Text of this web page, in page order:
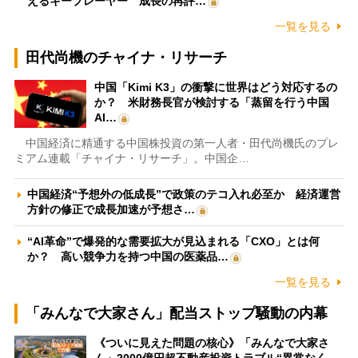
一覧を見る
田代尚機のチャイナ・リサーチ
中国「Kimi K3」の衝撃に世界はどう対応するの
か？ 米財務長官が検討する「蒸留を行う中国
AI…
中国経済に精通する中国株投資の第一人者・田代尚機氏のプレ
ミアム連載「チャイナ・リサーチ」。中国企…
中国経済“予想外の低成長”で政策のテコ入れ必至か 経済運営
方針の修正で成長加速が予想さ…
“AI革命”で爆発的な需要拡大が見込まれる「CXO」とは何
か？ 高い競争力を持つ中国の医薬品…
一覧を見る
「みんなで大家さん」配当ストップ騒動の内幕
《ついに見えた問題の核心》「みんなで大家さ